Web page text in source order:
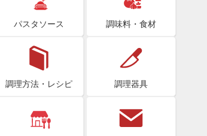
パスタソース 調味料・食材
調理方法・レシピ 調理器具